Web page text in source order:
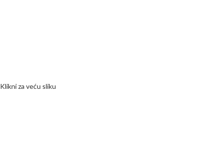
Klikni za veću sliku